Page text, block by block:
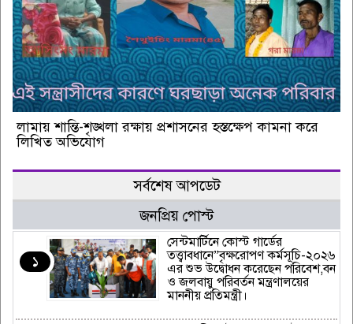
লামায় শান্তি-শৃঙ্খলা রক্ষায় প্রশাসনের হস্তক্ষেপ কামনা করে
লিখিত অভিযোগ
সর্বশেষ আপডেট
জনপ্রিয় পোস্ট
১
সেন্টমার্টিনে কোস্ট গার্ডের
তত্ত্বাবধানে”বৃক্ষরোপণ কর্মসূচি-২০২৬
এর শুভ উদ্বোধন করেছেন পরিবেশ,বন
ও জলবায়ু পরিবর্তন মন্ত্রণালয়ের
মাননীয় প্রতিমন্ত্রী।